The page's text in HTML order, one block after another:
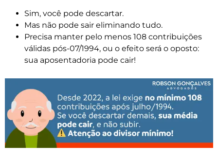
Sim, você pode descartar.
Mas não pode sair eliminando tudo.
Precisa manter pelo menos 108 contribuições
válidas pós-07/1994, ou o efeito será o oposto:
sua aposentadoria pode cair!